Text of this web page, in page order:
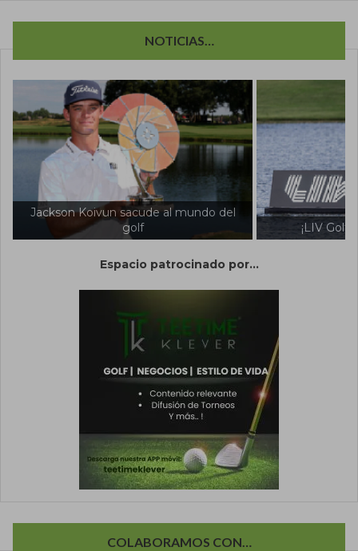
NOTICIAS…
al mundo del
¡LIV Golf asegura su futuro!
Espacio patrocinado por...
COLABORAMOS CON…